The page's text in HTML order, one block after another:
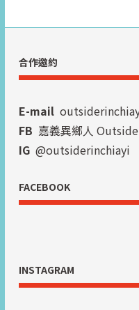
合作邀約
E-mail
FB 嘉義異鄉人
IG @outsiderinchiayi
FACEBOOK
INSTAGRAM